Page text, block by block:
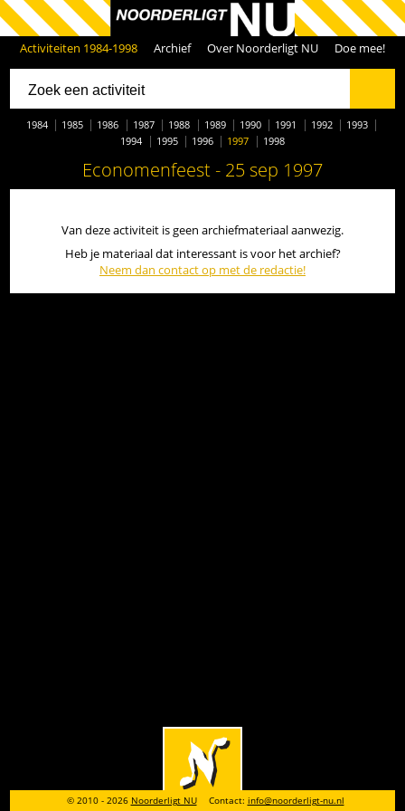
Activiteiten 1984-1998 Archief Over Noorderligt NU Doe mee!
1984 1985 1986 1987 1988 1989 1990 1991 1992
1993
1994
1995 1996 1997 1998
Economenfeest - 25 sep 1997
Van deze activiteit is geen archiefmateriaal aanwezig.
Heb je materiaal dat interessant is voor het archief?
Neem dan contact op met de redactie!
© 2010 - 2026 Noorderligt NU Contact: info@noorderligt-nu.nl